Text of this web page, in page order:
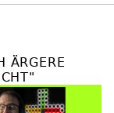
ÄRGERE